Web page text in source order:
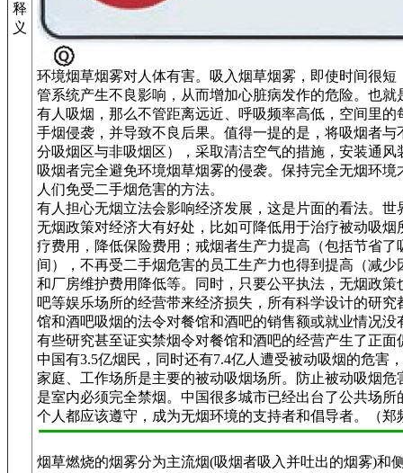
释
义
环境烟草烟雾对人体有害。吸入烟草烟雾，即使时间很短
管系统产生不良影响，从而增加心脏病发作的危险。也就
有人吸烟，那么不管距离远近、呼吸频率高低，空间里的
手烟侵袭，并导致不良后果。值得一提的是，将吸烟者与
分吸烟区与非吸烟区），采取清洁空气的措施，安装通风
吸烟者完全避免环境烟草烟雾的侵袭。保持完全无烟环境
人们免受二手烟危害的方法。
有人担心无烟立法会影响经济发展，这是片面的看法。世
无烟政策对经济大有好处，比如可降低用于治疗被动吸烟
疗费用，降低保险费用；戒烟者生产力提高（包括节省了
间），不再受二手烟危害的员工生产力也得到提高（减少
和厂房维护费用降低等。同时，只要公平执法，无烟政策
吧等娱乐场所的经营带来经济损失，所有科学设计的研究
馆和酒吧吸烟的法令对餐馆和酒吧的销售额或就业情况没
有些研究甚至证实禁烟令对餐馆和酒吧的经营产生了正面
中国有3.5亿烟民，同时还有7.4亿人遭受被动吸烟的危害
家庭、工作场所是主要的被动吸烟场所。防止被动吸烟危
是室内必须完全禁烟。中国很多城市已经出台了公共场所
个人都应该遵守，成为无烟环境的支持者和倡导者。（郑
烟草燃烧的烟雾分为主流烟(吸烟者吸入并吐出的烟雾)和